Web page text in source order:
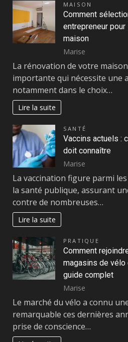
MAISON
Comment
entrepreneur
maison
Marise
La rénovation de votre
importante qui nécessite une
notamment dans le choix…
Lire la suite
SANTÉ
Vaccins actuels :
doit connaître
Marise
La vaccination figure parmi
la santé publique, assurant
contre de nombreuses…
Lire la suite
PRATIQUE
Comment
magasins de vélo
guide complet
Marise
Le marché du vélo a connu
remarquable ces dernières
prise de conscience…